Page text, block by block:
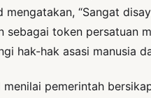
“Sangat
token persatuan
hak-hak asasi manusia
pemerintah